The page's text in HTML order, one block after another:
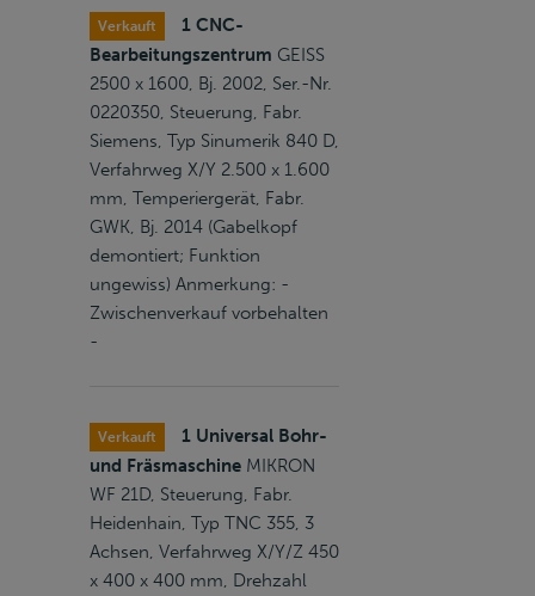
Verkauft
1 CNC-
Bearbeitungszentrum GEISS
2500 x 1600, Bj. 2002, Ser.-Nr.
0220350, Steuerung, Fabr.
Siemens, Typ Sinumerik 840 D,
Verfahrweg X/Y 2.500 x 1.600
mm, Temperiergerät, Fabr.
GWK, Bj. 2014 (Gabelkopf
demontiert; Funktion
ungewiss) Anmerkung: -
Zwischenverkauf vorbehalten
-
Verkauft
1 Universal Bohr-
und Fräsmaschine MIKRON
WF 21D, Steuerung, Fabr.
Heidenhain, Typ TNC 355, 3
Achsen, Verfahrweg X/Y/Z 450
x 400 x 400 mm, Drehzahl